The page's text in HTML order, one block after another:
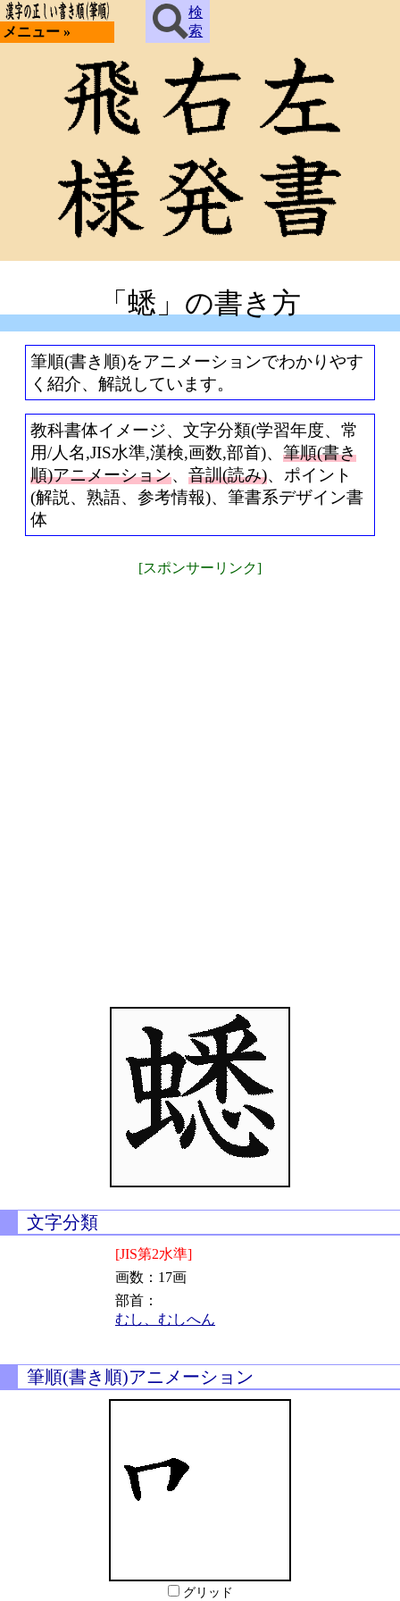
メニュー »
検
索
「蟋」の書き方
筆順(書き順)をアニメーションでわかりやす
く紹介、解説しています。
教科書体イメージ、文字分類(学習年度、常
用/人名,JIS水準,漢検,画数,部首)、 筆順(書き
順)アニメーション、 音訓(読み)、ポイント
(解説、熟語、参考情報)、筆書系デザイン書
体
[スポンサーリンク]
文字分類
[JIS第2水準]
画数：17画
部首：
むし、むしへん
筆順(書き順)アニメーション
グリッド